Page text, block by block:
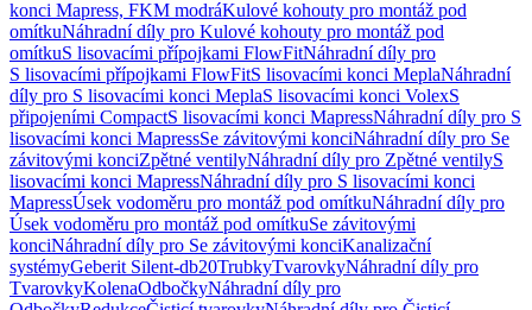
konci Mapress, FKM modráKulové kohouty pro montáž pod
omítkuNáhradní díly pro Kulové kohouty pro montáž pod
omítkuS lisovacími přípojkami FlowFitNáhradní díly pro
S lisovacími přípojkami FlowFitS lisovacími konci MeplaNáhradní
díly pro S lisovacími konci MeplaS lisovacími konci VolexS
připojeními CompactS lisovacími konci MapressNáhradní díly pro S
lisovacími konci MapressSe závitovými konciNáhradní díly pro Se
závitovými konciZpětné ventilyNáhradní díly pro Zpětné ventilyS
lisovacími konci MapressNáhradní díly pro S lisovacími konci
MapressÚsek vodoměru pro montáž pod omítkuNáhradní díly pro
Úsek vodoměru pro montáž pod omítkuSe závitovými
konciNáhradní díly pro Se závitovými konciKanalizační
systémyGeberit Silent-db20TrubkyTvarovkyNáhradní díly pro
TvarovkyKolenaOdbočkyNáhradní díly pro